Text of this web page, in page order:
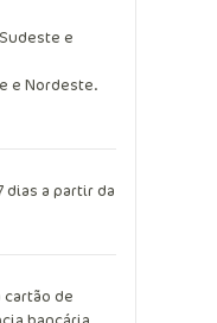
e
e Nordeste.
dias a partir da
cartão de